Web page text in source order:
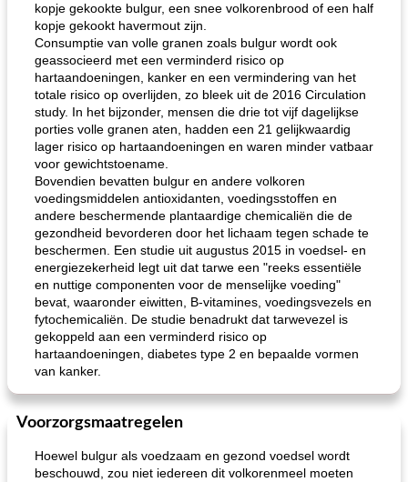
kopje gekookte bulgur, een snee volkorenbrood of een half
kopje gekookt havermout zijn.
Consumptie van volle granen zoals bulgur wordt ook
geassocieerd met een verminderd risico op
hartaandoeningen, kanker en een vermindering van het
totale risico op overlijden, zo bleek uit de 2016 Circulation
study. In het bijzonder, mensen die drie tot vijf dagelijkse
porties volle granen aten, hadden een 21 gelijkwaardig
lager risico op hartaandoeningen en waren minder vatbaar
voor gewichtstoename.
Bovendien bevatten bulgur en andere volkoren
voedingsmiddelen antioxidanten, voedingsstoffen en
andere beschermende plantaardige chemicaliën die de
gezondheid bevorderen door het lichaam tegen schade te
beschermen. Een studie uit augustus 2015 in voedsel- en
energiezekerheid legt uit dat tarwe een "reeks essentiële
en nuttige componenten voor de menselijke voeding"
bevat, waaronder eiwitten, B-vitamines, voedingsvezels en
fytochemicaliën. De studie benadrukt dat tarwevezel is
gekoppeld aan een verminderd risico op
hartaandoeningen, diabetes type 2 en bepaalde vormen
van kanker.
Voorzorgsmaatregelen
Hoewel bulgur als voedzaam en gezond voedsel wordt
beschouwd, zou niet iedereen dit volkorenmeel moeten